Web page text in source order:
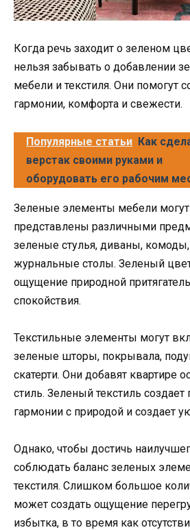
Когда речь заходит о зеленом
нельзя забывать о добавлении
мебели и текстиля. Они помогут
гармонии, комфорта и свежести.
Популярные статьи Как
верстак своими руками и
оборудовать его рабочим
Зеленые элементы мебели
представлены различными
зеленые стулья, диваны,
журнальные столы. Зеленый
ощущение природной
спокойствия.
Текстильные элементы могут
зеленые шторы, покрывала,
скатерти. Они добавят квартире
стиль. Зеленый текстиль
гармонии с природой и создает
Однако, чтобы достичь
соблюдать баланс зеленых
текстиля. Слишком большое
может создать ощущение
избытка, в то время как